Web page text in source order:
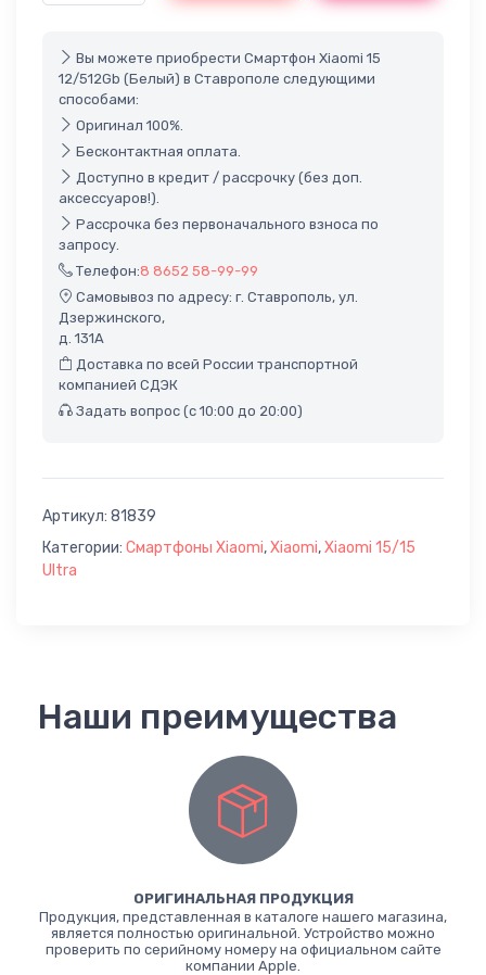
Вы можете приобрести Смартфон Xiaomi 15
12/512Gb (Белый) в Ставрополе следующими
способами:
Оригинал 100%.
Бесконтактная оплата.
Доступно в кредит / рассрочку (без доп.
аксессуаров!).
Рассрочка без первоначального взноса по
запросу.
Телефон:8 8652 58-99-99
Самовывоз по адресу: г. Ставрополь, ул.
Дзержинского,
д. 131А
Доставка по всей России транспортной
компанией СДЭК
Задать вопрос (с 10:00 до 20:00)
Артикул: 81839
Категории: Cмартфоны Xiaomi,Xiaomi,Xiaomi 15/15
Ultra
Наши преимущества
ОРИГИНАЛЬНАЯ ПРОДУКЦИЯ
Продукция, представленная в каталоге нашего магазина,
является полностью оригинальной. Устройство можно
проверить по серийному номеру на официальном сайте
компании Apple.